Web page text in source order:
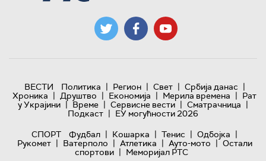
ВЕСТИ Политика | Регион | Свет | Србија данас |
Хроника | Друштво | Економија | Мерила времена | Рат
у Украјини | Време | Сервисне вести | Сматрачница |
Подкаст | ЕУ могућности 2026
СПОРТ
Фудбал | Кошарка | Тенис | Одбојка |
Рукомет | Ватерполо | Атлетика | Ауто-мото | Остали
спортови | Меморијал РТС